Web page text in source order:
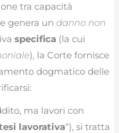
tra capacità
genera undanno non
specifica (la cui
), la Corte fornisce
dogmatico delle
ma lavori con
lavorativa“), si tratta